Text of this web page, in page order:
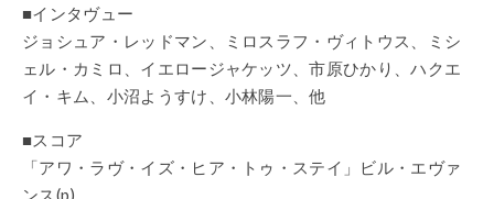
■インタヴュー
ジョシュア・レッドマン、ミロスラフ・ヴィトウス、ミシ
ェル・カミロ、イエロージャケッツ、市原ひかり、ハクエ
イ・キム、小沼ようすけ、小林陽一、他
■スコア
「アワ・ラヴ・イズ・ヒア・トゥ・ステイ」ビル・エヴァ
ンス(p)